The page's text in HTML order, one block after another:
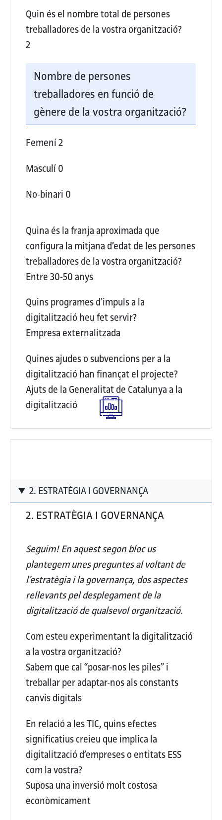
Quin és el nombre total de persones
treballadores de la vostra organització?
2
Nombre de persones
treballadores en funció de
gènere de la vostra organització?
Femení2
Masculí0
No-binari 0
Quina és la franja aproximada que
configura la mitjana d’edat de les persones
treballadores de la vostra organització?
Entre 30-50 anys
Quins programes d’impuls a la
digitalització heu fet servir?
Empresa externalitzada
Quines ajudes o subvencions per a la
digitalització han finançat el projecte?
Ajuts de la Generalitat de Catalunya a la
digitalització
2. ESTRATÈGIA I GOVERNANÇA
2. ESTRATÈGIA I GOVERNANÇA
Seguim! En aquest segon bloc us
plantegem unes preguntes al voltant de
l’estratègia i la governança, dos aspectes
rellevants pel desplegament de la
digitalització de qualsevol organització.
Com esteu experimentant la digitalització
a la vostra organització?
Sabem que cal “posar-nos les piles” i
treballar per adaptar-nos als constants
canvis digitals
En relació a les TIC, quins efectes
significatius creieu que implica la
digitalització d’empreses o entitats ESS
com la vostra?
Suposa una inversió molt costosa
econòmicament